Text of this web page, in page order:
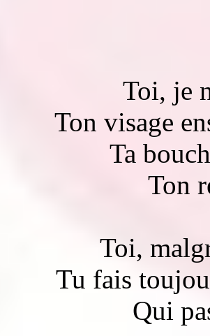
Toi, je
Ton visage
Ta
Ton
Toi,
Tu fais
Qui